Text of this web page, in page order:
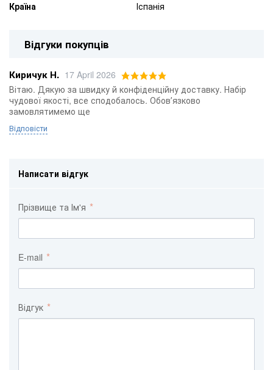
Країна
Іспанія
Відгуки покупців
Киричук Н. 17 April 2026
Вітаю. Дякую за швидку й конфіденційну доставку. Набір
чудової якості, все сподобалось. Обовʼязково
замовлятимемо ще
Відповісти
Написати відгук
Прізвище та Ім'я
E-mail
Відгук